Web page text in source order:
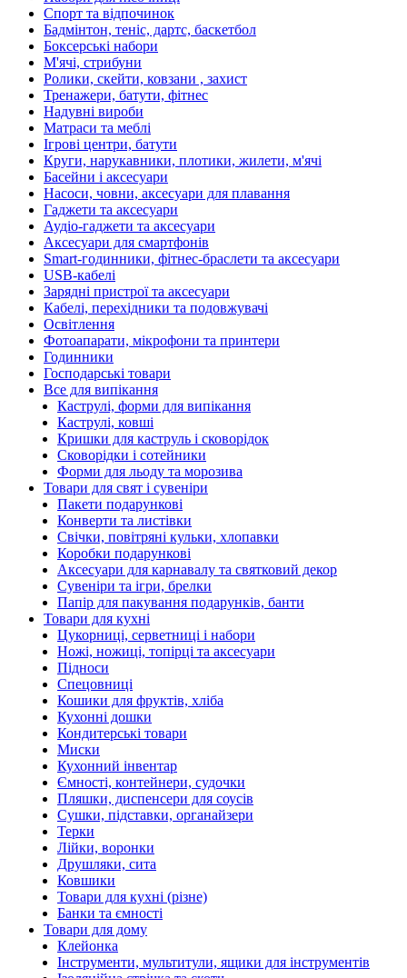
Спорт та відпочинок
Бадмінтон, теніс, дартс, баскетбол
Боксерські набори
М'ячі, стрибуни
Ролики, скейти, ковзани , захист
Тренажери, батути, фітнес
Надувні вироби
Матраси та меблі
Ігрові центри, батути
Круги, нарукавники, плотики, жилети, м'ячі
Басейни і аксесуари
Насоси, човни, аксесуари для плавання
Гаджети та аксесуари
Аудіо-гаджети та аксесуари
Аксесуари для смартфонів
Smart-годинники, фітнес-браслети та аксесуари
USB-кабелі
Зарядні пристрої та аксесуари
Кабелі, перехідники та подовжувачі
Освітлення
Фотоапарати, мікрофони та принтери
Годинники
Господарські товари
Все для випікання
Каструлі, форми для випікання
Каструлі, ковші
Кришки для каструль і сковорідок
Сковорідки і сотейники
Форми для льоду та морозива
Товари для свят і сувеніри
Пакети подарункові
Конверти та листівки
Свічки, повітряні кульки, хлопавки
Коробки подарункові
Аксесуари для карнавалу та святковий декор
Сувеніри та ігри, брелки
Папір для пакування подарунків, банти
Товари для кухні
Цукорниці, серветниці і набори
Ножі, ножиці, топірці та аксесуари
Підноси
Спецовниці
Кошики для фруктів, хліба
Кухонні дошки
Кондитерські товари
Миски
Кухонний інвентар
Ємності, контейнери, судочки
Пляшки, диспенсери для соусів
Сушки, підставки, органайзери
Терки
Лійки, воронки
Друшляки, сита
Ковшики
Товари для кухні (різне)
Банки та ємності
Товари для дому
Клейонка
Інструменти, мультитули, ящики для інструментів